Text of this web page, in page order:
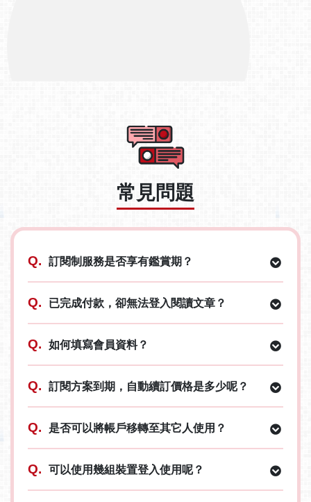
常見問題
Q. 訂閱制服務是否享有鑑賞期？
Q. 已完成付款，卻無法登入閱讀文章？
Q. 如何填寫會員資料？
Q. 訂閱方案到期，自動續訂價格是多少呢？
Q. 是否可以將帳戶移轉至其它人使用？
Q. 可以使用幾組裝置登入使用呢？